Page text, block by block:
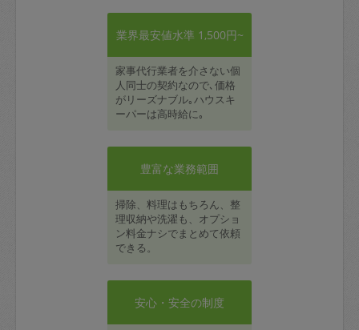
業界最安値水準 1,500円~
家事代行業者を介さない個
人同士の契約なので､価格
がリーズナブル｡ハウスキ
ーパーは高時給に｡
豊富な業務範囲
掃除、料理はもちろん、整
理収納や洗濯も、オプショ
ン料金ナシでまとめて依頼
できる。
安心・安全の制度